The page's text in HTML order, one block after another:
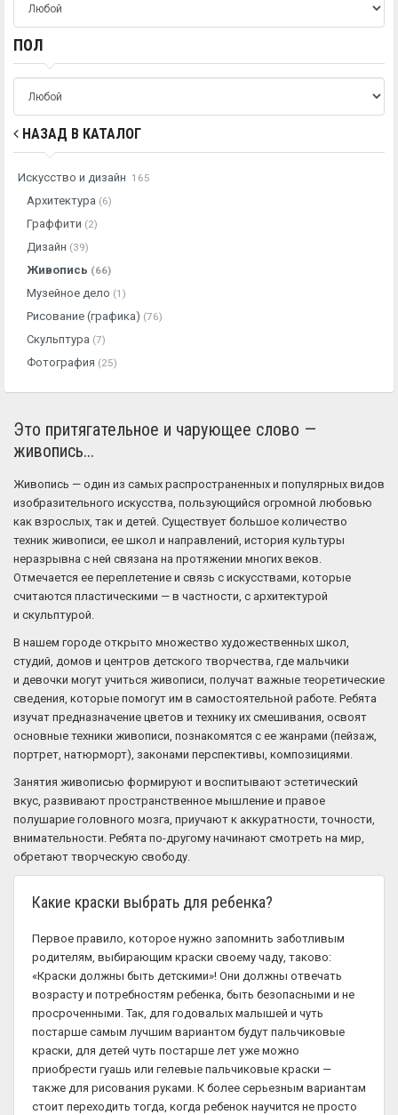
ПОЛ
НАЗАД В КАТАЛОГ
Искусство и дизайн 165
Архитектура (6)
Граффити (2)
Дизайн (39)
Живопись (66)
Музейное дело (1)
Рисование (графика) (76)
Скульптура (7)
Фотография (25)
Это притягательное и чарующее слово —
живопись...
Живопись — один из самых распространенных и популярных видов
изобразительного искусства, пользующийся огромной любовью
как взрослых, так и детей. Существует большое количество
техник живописи, ее школ и направлений, история культуры
неразрывна с ней связана на протяжении многих веков.
Отмечается ее переплетение и связь с искусствами, которые
считаются пластическими — в частности, с архитектурой
и скульптурой.
В нашем городе открыто множество художественных школ,
студий, домов и центров детского творчества, где мальчики
и девочки могут учиться живописи, получат важные теоретические
сведения, которые помогут им в самостоятельной работе. Ребята
изучат предназначение цветов и технику их смешивания, освоят
основные техники живописи, познакомятся с ее жанрами (пейзаж,
портрет, натюрморт), законами перспективы, композициями.
Занятия живописью формируют и воспитывают эстетический
вкус, развивают пространственное мышление и правое
полушарие головного мозга, приучают к аккуратности, точности,
внимательности. Ребята по-другому начинают смотреть на мир,
обретают творческую свободу.
Какие краски выбрать для ребенка?
Первое правило, которое нужно запомнить заботливым
родителям, выбирающим краски своему чаду, таково:
«Краски должны быть детскими»! Они должны отвечать
возрасту и потребностям ребенка, быть безопасными и не
просроченными. Так, для годовалых малышей и чуть
постарше самым лучшим вариантом будут пальчиковые
краски, для детей чуть постарше лет уже можно
приобрести гуашь или гелевые пальчиковые краски —
также для рисования руками. К более серьезным вариантам
стоит переходить тогда, когда ребенок научится не просто